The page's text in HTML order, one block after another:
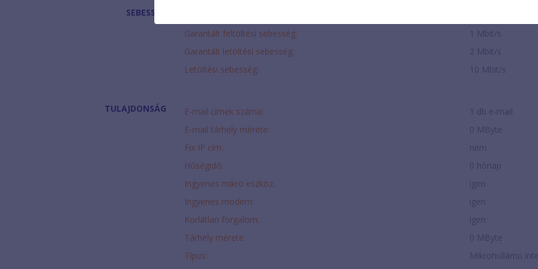
SEBESSÉG
Garantált feltöltési sebesség:
1 Mbit/s
Garantált letöltési sebesség:
2 Mbit/s
Letöltési sebesség:
10 Mbit/s
TULAJDONSÁG E-mail címek száma:
1 db e-mail
E-mail tárhely mérete:
0 MByte
Fix IP cím:
nem
Hűségidő:
0 hónap
Ingyenes mikro eszköz:
igen
Ingyenes modem:
igen
Korlátlan forgalom:
igen
Tárhely mérete:
0 MByte
Típus:
Mikrohullámú